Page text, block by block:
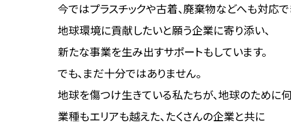
今ではプラスチックや古着、廃棄物などへも対応で
地球環境に貢献したいと願う企業に寄り添い、
新たな事業を生み出すサポートもしています。
でも、まだ十分ではありません。
地球を傷つけ生きている私たちが、地球のために
業種もエリアも越えた、 たくさんの企業と共に